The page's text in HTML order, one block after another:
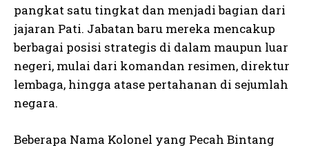
pangkat satu tingkat dan menjadi bagian dari
jajaran Pati. Jabatan baru mereka mencakup
berbagai posisi strategis di dalam maupun luar
negeri, mulai dari komandan resimen, direktur
lembaga, hingga atase pertahanan di sejumlah
negara.
Beberapa Nama Kolonel yang Pecah Bintang